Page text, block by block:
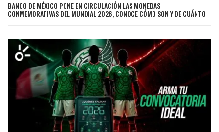
BANCO DE MÉXICO PONE EN CIRCULACIÓN LAS MONEDAS
CONMEMORATIVAS DEL MUNDIAL 2026, CONOCE CÓMO SON Y DE CUÁNTO